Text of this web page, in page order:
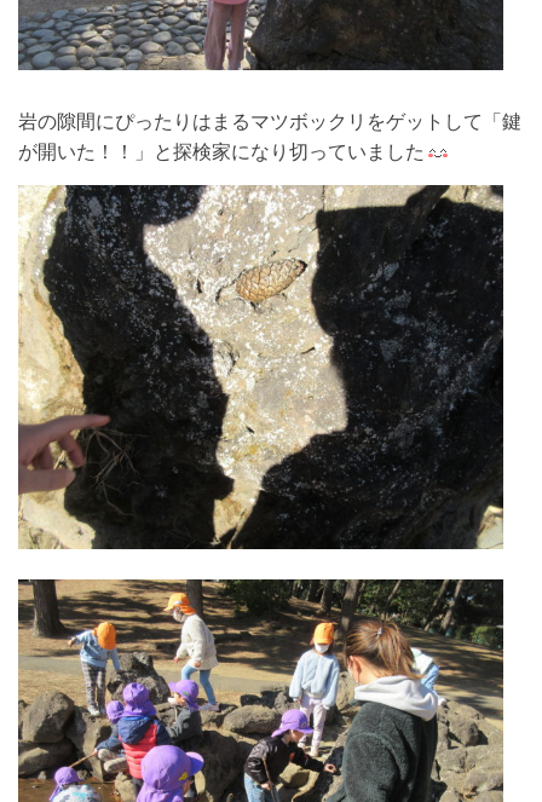
岩の隙間にぴったりはまるマツボックリをゲットして「鍵
が開いた！！」と探検家になり切っていました